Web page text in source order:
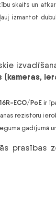
skaits un
izmantot
ECO/PoEir
rezistoru
gadījumā
prasības